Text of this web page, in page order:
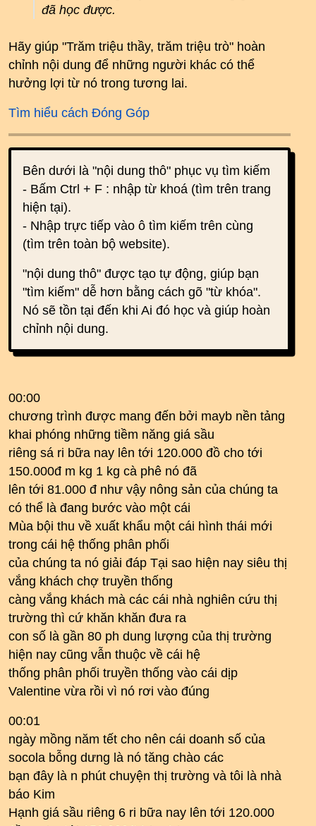
đã học được.
Hãy giúp "Trăm triệu thầy, trăm triệu trò" hoàn
chỉnh nội dung để những người khác có thể
hưởng lợi từ nó trong tương lai.
Tìm hiểu cách Đóng Góp
Bên dưới là "nội dung thô" phục vụ tìm kiếm
- Bấm Ctrl + F : nhập từ khoá (tìm trên trang
hiện tại).
- Nhập trực tiếp vào ô tìm kiếm trên cùng
(tìm trên toàn bộ website).
"nội dung thô" được tạo tự động, giúp bạn
"tìm kiếm" dễ hơn bằng cách gõ "từ khóa".
Nó sẽ tồn tại đến khi Ai đó học và giúp hoàn
chỉnh nội dung.
00:00
chương trình được mang đến bởi mayb nền tảng
khai phóng những tiềm năng giá sầu
riêng sá ri bữa nay lên tới 120.000 đồ cho tới
150.000đ m kg 1 kg cà phê nó đã
lên tới 81.000 đ như vậy nông sản của chúng ta
có thể là đang bước vào một cái
Mùa bội thu về xuất khẩu một cái hình thái mới
trong cái hệ thống phân phối
của chúng ta nó giải đáp Tại sao hiện nay siêu thị
vắng khách chợ truyền thống
càng vắng khách mà các cái nhà nghiên cứu thị
trường thì cứ khăn khăn đưa ra
con số là gần 80 ph dung lượng của thị trường
hiện nay cũng vẫn thuộc về cái hệ
thống phân phối truyền thống vào cái dịp
Valentine vừa rồi vì nó rơi vào đúng
00:01
ngày mồng năm tết cho nên cái doanh số của
socola bỗng dưng là nó tăng chào các
bạn đây là n phút chuyện thị trường và tôi là nhà
báo Kim
Hạnh giá sầu riêng 6 ri bữa nay lên tới 120.000